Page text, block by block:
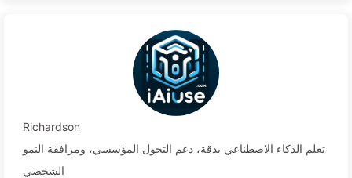
Richardson
تعلم الذكاء الاصطناعي بدقة، دعم التحول المؤسسي، ومرافقة النمو
الشخصي